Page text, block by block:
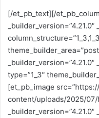
[/et_pb_text][/
type=”1_3″
[et_pb_image
content/uploads/2025/